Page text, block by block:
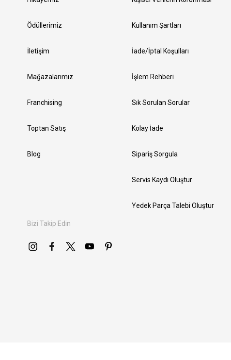
Ödüllerimiz
İletişim
Mağazalarımız
Franchising
Toptan Satış
Blog
Bizi Takip Edin
Kullanım Şartları
İade/İptal Koşulları
İşlem Rehberi
Sık Sorulan Sorular
Kolay İade
Sipariş Sorgula
Servis Kaydı Oluştur
Yedek Parça Talebi Oluştur